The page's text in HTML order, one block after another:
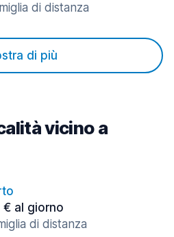
di distanza
di più
vicino a
al giorno
di distanza